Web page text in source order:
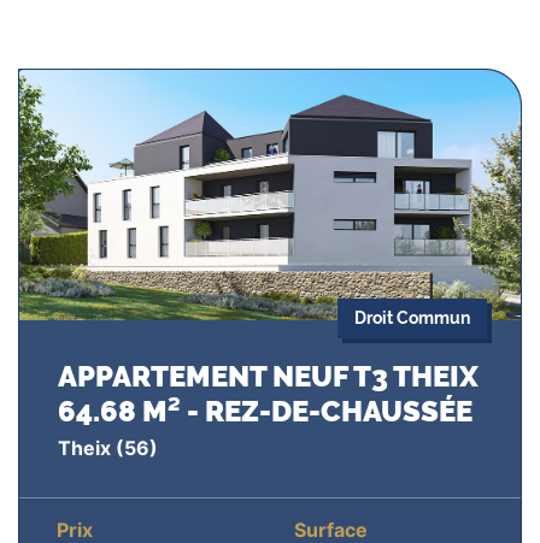
Droit Commun
APPARTEMENT NEUF T3 THEIX
64.68 M² - REZ-DE-CHAUSSÉE
Theix (56)
Prix Surface